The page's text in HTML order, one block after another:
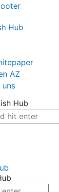
AZ
uns